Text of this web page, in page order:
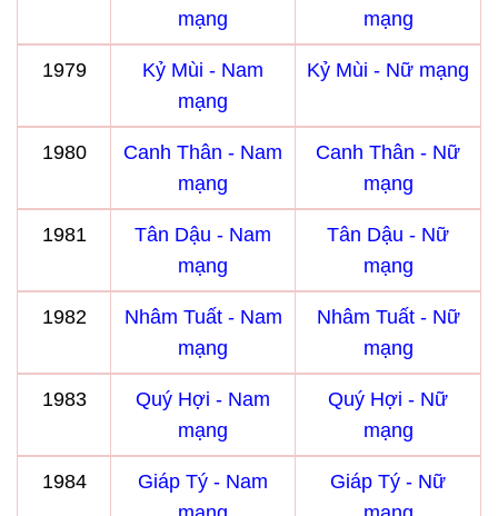
mạng
mạng
1979
Kỷ Mùi - Nam
mạng
Kỷ Mùi - Nữ mạng
1980
Canh Thân - Nam
mạng
Canh Thân - Nữ
mạng
1981
Tân Dậu - Nam
mạng
Tân Dậu - Nữ
mạng
1982
Nhâm Tuất - Nam
mạng
Nhâm Tuất - Nữ
mạng
1983
Quý Hợi - Nam
mạng
Quý Hợi - Nữ
mạng
1984
Giáp Tý - Nam
Giáp Tý - Nữ